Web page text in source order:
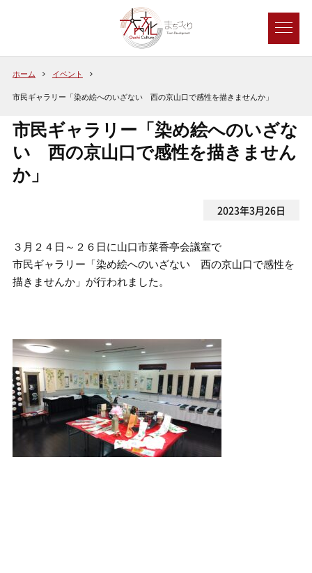
市民ギャラリー「染め絵へのいざな
い 西の京山口で感性を描きません
か」
ホーム イベント
市民ギャラリー「染め絵へのいざない 西の京山口で感性を描きませんか」
2023年3月26日
３月２４日～２６日に山口市菜香亭会議室で
市民ギャラリー「染め絵へのいざない 西の京山口で感性を
描きませんか」が行われました。